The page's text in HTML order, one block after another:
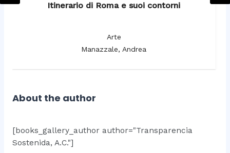
Itinerario di Roma e suoi contorni
Arte
Manazzale, Andrea
About the author
[books_gallery_author author="Transparencia
Sostenida, A.C."]